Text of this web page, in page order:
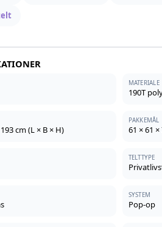
MATERIALE
190T
cm (L × B × H)
PAKKEMÅL
61 × 61 ×
TELTTYPE
SYSTEM
Pop-op